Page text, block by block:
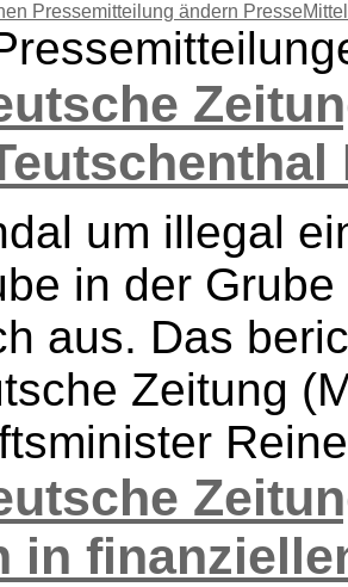
Pressemitteilung ändern
um illegal
in der
aus. Das
Zeitung
in